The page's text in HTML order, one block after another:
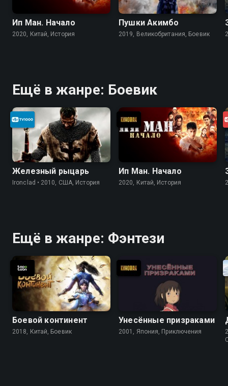
Ип Ман. Начало
2020, Китай, История
Пушки Акимбо
2019, Великобритания, Боевик
Ещё в жанре: Боевик
Железный рыцарь
Ironclad • 2010, США, История
Ип Ман. Начало
2020, Китай, История
Ещё в жанре: Фэнтези
Боевой континент
2018, Китай, Боевик
Унесённые призраками
2001, Япония, Приключения